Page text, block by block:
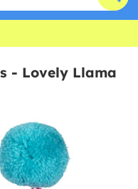
- Lovely Llama